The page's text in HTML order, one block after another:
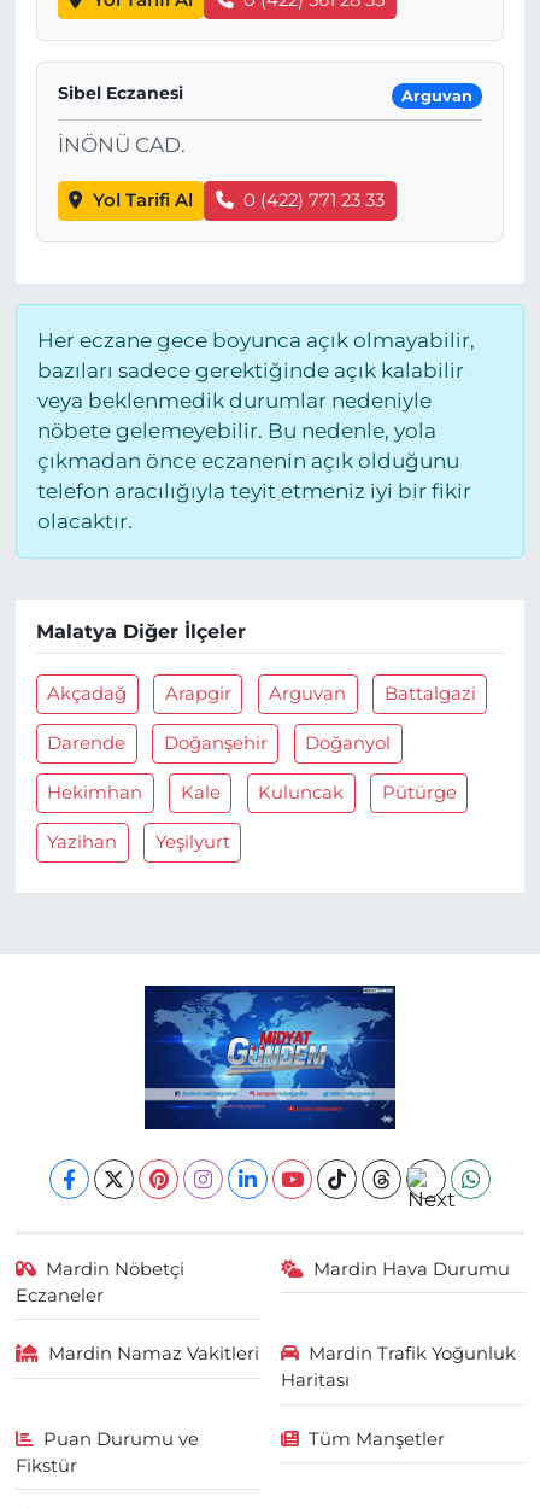
Sibel Eczanesi Arguvan
İNÖNÜ CAD.
Yol Tarifi Al 0 (422) 771 23 33
Her eczane gece boyunca açık olmayabilir,
bazıları sadece gerektiğinde açık kalabilir
veya beklenmedik durumlar nedeniyle
nöbete gelemeyebilir. Bu nedenle, yola
çıkmadan önce eczanenin açık olduğunu
telefon aracılığıyla teyit etmeniz iyi bir fikir
olacaktır.
Malatya Diğer İlçeler
Akçadağ Arapgir Arguvan Battalgazi
Darende Doğanşehir Doğanyol
Hekimhan Kale Kuluncak Pütürge
Yazihan Yeşilyurt
Mardin Nöbetçi
Eczaneler
Mardin Hava Durumu
Mardin Namaz Vakitleri
Mardin Trafik Yoğunluk
Haritası
Puan Durumu ve
Fikstür
Tüm Manşetler